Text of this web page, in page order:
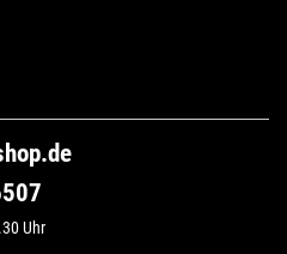
Uhr